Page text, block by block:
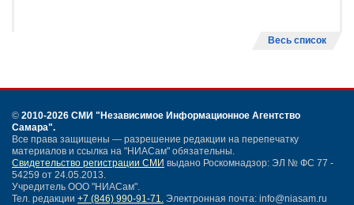
Весь список
© 2010-2026 СМИ "Независимое Информационное Агентство
Самара".
Все права защищены — разрешение редакции на перепечатку
материалов и ссылка на "НИАСам" обязательны.
Свидетельство регистрации СМИ выдано Роскомнадзор: ЭЛ № ФС 77 -
54259 от 24.05.2013.
Учредитель ООО "НИАСам".
Тел. редакции +7 (846) 990-91-71. Электронная почта: info@niasam.ru